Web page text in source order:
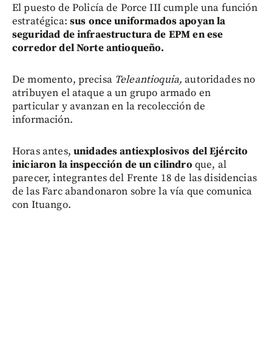
El puesto de Policía de Porce III cumple una función
estratégica: sus once uniformados apoyan la
seguridad de infraestructura de EPM en ese
corredor del Norte antioqueño.
De momento, precisa Teleantioquia,autoridades no
atribuyen el ataque a un grupo armado en
particular y avanzan en la recolección de
información.
Horas antes, unidades antiexplosivos del Ejército
iniciaron la inspección de un cilindro que, al
parecer, integrantes del Frente 18 de las disidencias
de las Farc abandonaron sobre la vía que comunica
con Ituango.